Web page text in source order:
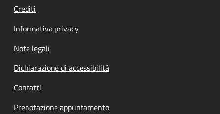
Crediti
Informativa privacy
Note legali
Dichiarazione di accessibilità
Contatti
Prenotazione appuntamento